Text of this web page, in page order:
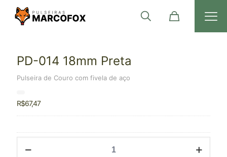
PD-014 18mm Preta
Pulseira de Couro com fivela de aço
R$67,47